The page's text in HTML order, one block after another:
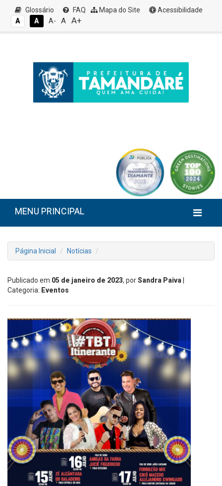
Glossário FAQ Mapa do Site
Acessibilidade
A
A A- A A+
MENU PRINCIPAL
Página Inicial Notícias
Publicado em 05 de janeiro de 2023, porSandra Paiva
Categoria: Eventos